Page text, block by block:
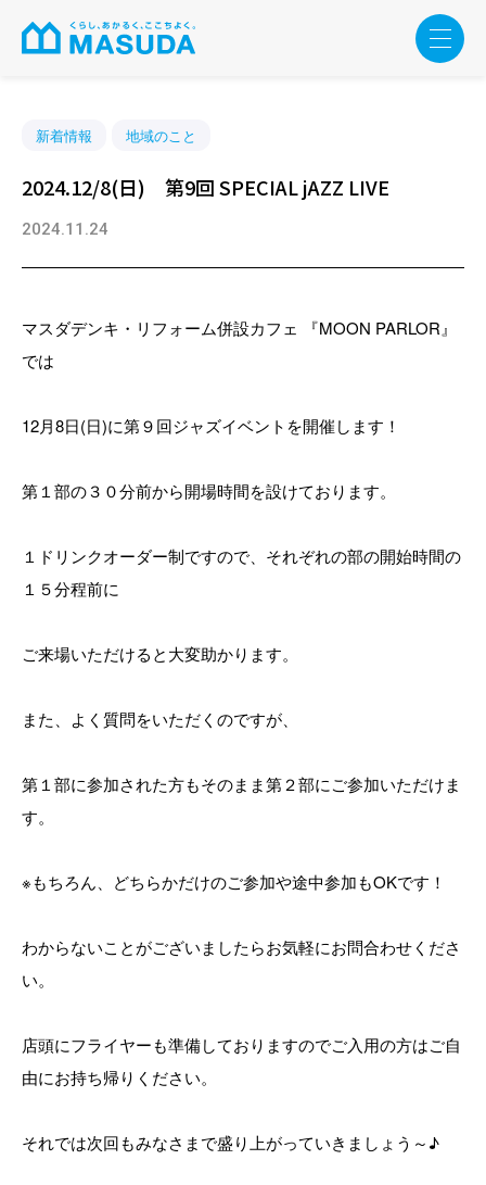
新着情報 地域のこと
2024.12/8(日) 第9回 SPECIAL jAZZ LIVE
2024.11.24
マスダデンキ・リフォーム併設カフェ 『MOON PARLOR』
では
12月8日(日)に第９回ジャズイベントを開催します！
第１部の３０分前から開場時間を設けております。
１ドリンクオーダー制ですので、それぞれの部の開始時間の
１５分程前に
ご来場いただけると大変助かります。
また、よく質問をいただくのですが、
第１部に参加された方もそのまま第２部にご参加いただけま
す。
※もちろん、どちらかだけのご参加や途中参加もOKです！
わからないことがございましたらお気軽にお問合わせくださ
い。
店頭にフライヤーも準備しておりますのでご入用の方はご自
由にお持ち帰りください。
それでは次回もみなさまで盛り上がっていきましょう～♪